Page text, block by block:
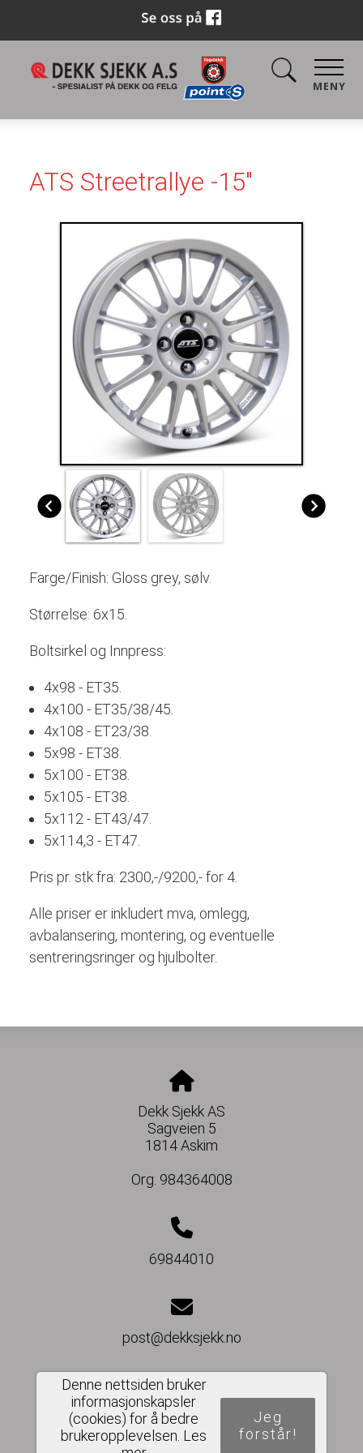
MENY
ATS Streetrallye -15"
Farge/Finish: Gloss grey, sølv.
Størrelse: 6x15.
Boltsirkel og Innpress:
4x98 - ET35.
4x100 - ET35/38/45.
4x108 - ET23/38.
5x98 - ET38.
5x100 - ET38.
5x105 - ET38.
5x112 - ET43/47.
5x114,3 - ET47.
Pris pr. stk fra: 2300,-/9200,- for 4.
Alle priser er inkludert mva, omlegg,
avbalansering, montering, og eventuelle
sentreringsringer og hjulbolter.
Dekk Sjekk AS
Sagveien 5
1814 Askim
Org. 984364008
69844010
post@dekksjekk.no
Del nettside
Denne nettsiden bruker
informasjonskapsler
(cookies) for å bedre
brukeropplevelsen. Les
Jeg
forstår!